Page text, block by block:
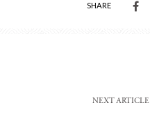
SHARE
NEXT ARTICLE